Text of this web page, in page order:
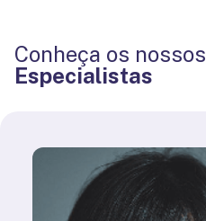
Conheça os nossos
Especialistas